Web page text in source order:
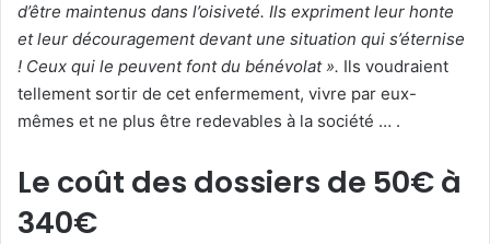
d’être maintenus dans l’oisiveté. Ils expriment leur honte
et leur découragement devant une situation qui s’éternise
! Ceux qui le peuvent font du bénévolat ». Ils voudraient
tellement sortir de cet enfermement, vivre par eux-
mêmes et ne plus être redevables à la société … .
Le coût des dossiers de 50€ à
340€